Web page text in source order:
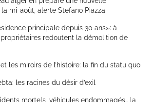
mi-août, alerte Stefano Piazza
principale depuis 30 ans»: à
propriétaires redoutent la démolition de
les miroirs de l’histoire: la fin du statu quo
les racines du désir d’exil
mortels, véhicules endommagés… la